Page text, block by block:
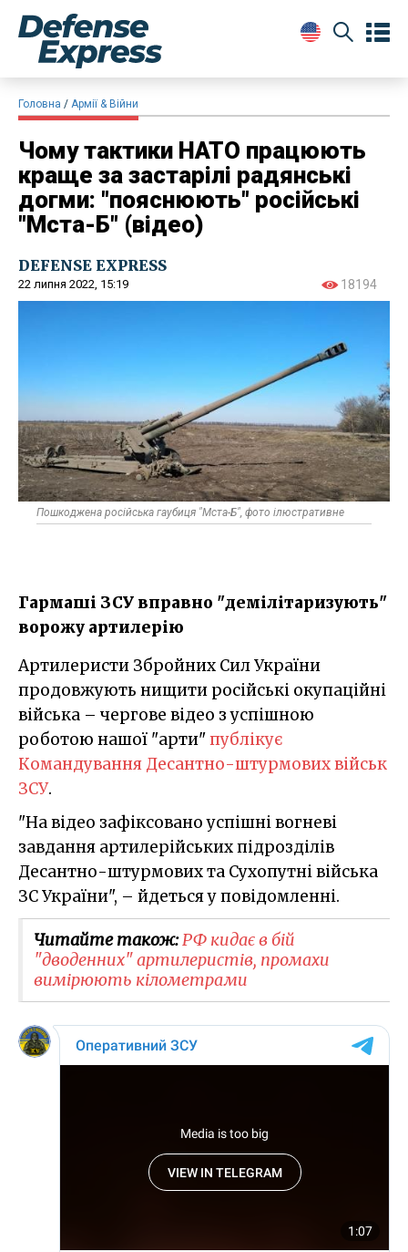
Головна Армії & Війни
Чому тактики НАТО працюють
краще за застарілі радянські
догми: "пояснюють" російські
"Мста-Б" (відео)
DEFENSE EXPRESS
22 липня 2022, 15:19 18194
Пошкоджена російська гаубиця "Мста-Б", фото ілюстративне
Гармаші ЗСУ вправно "демілітаризують"
ворожу артилерію
Артилеристи Збройних Сил України
продовжують нищити російські окупаційні
війська – чергове відео з успішною
роботою нашої "арти"публікує
Командування Десантно-штурмових військ
ЗСУ.
"На відео зафіксовано успішні вогневі
завдання артилерійських підрозділів
Десантно-штурмових та Сухопутні війська
ЗС України", – йдеться у повідомленні.
Читайте також:РФ кидає в бій
"дводенних" артилеристів, промахи
вимірюють кілометрами